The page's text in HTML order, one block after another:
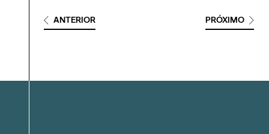
ANTERIOR PRÓXIMO